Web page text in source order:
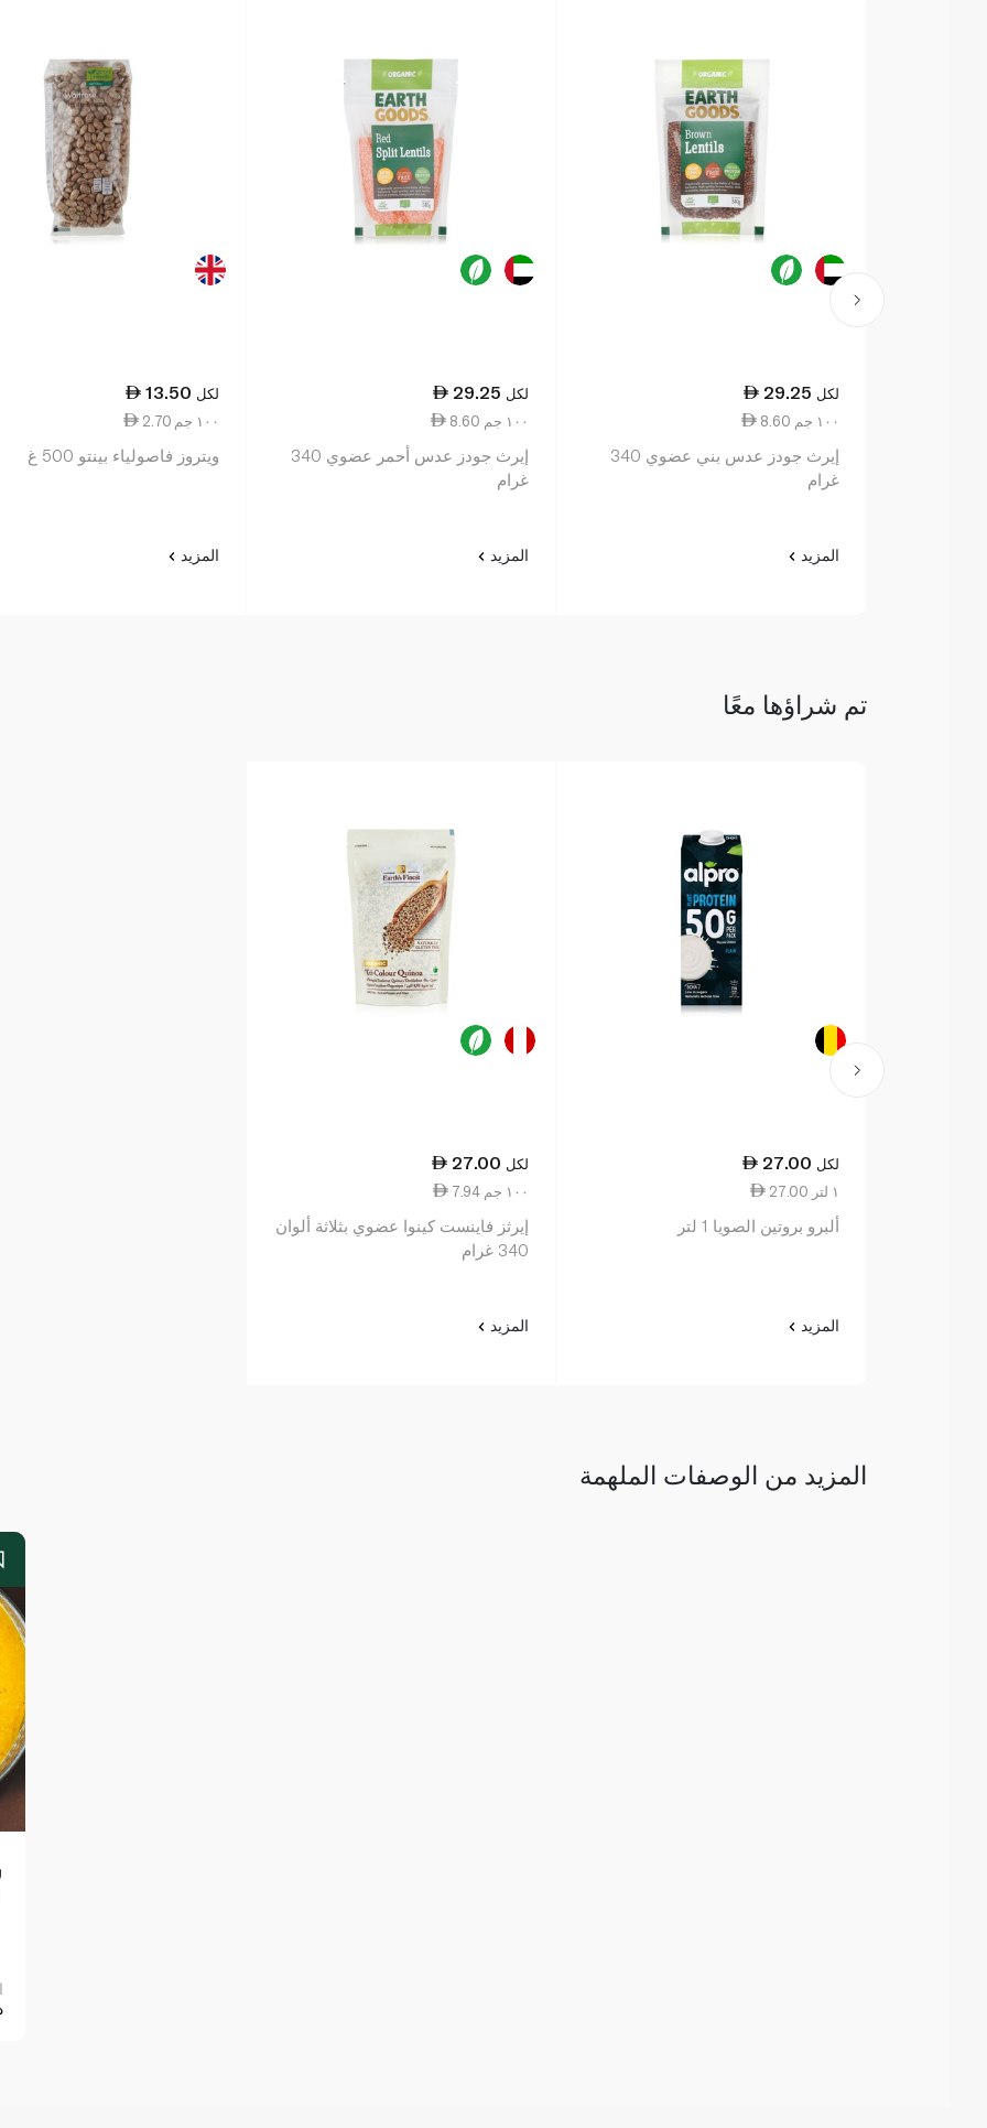
29.25 لكل
8.60 ١٠٠ جم
إيرث جودز عدس بني عضوي 340
غرام
المزيد
29.25 لكل
8.60 ١٠٠ جم
إيرث جودز عدس أحمر عضوي 340
غرام
المزيد
13.50 لكل
2.70 ١٠٠ جم
ويتروز فاصولياء بينتو 500 غ
المزيد
تم شراؤها معًا
27.00 لكل
27.00 ١ لتر
ألبرو بروتين الصويا 1 لتر
المزيد
27.00 لكل
7.94 ١٠٠ جم
إيرثز فاينست كينوا عضوي بثلاثة ألوان
340 غرام
المزيد
المزيد من الوصفات الملهمة